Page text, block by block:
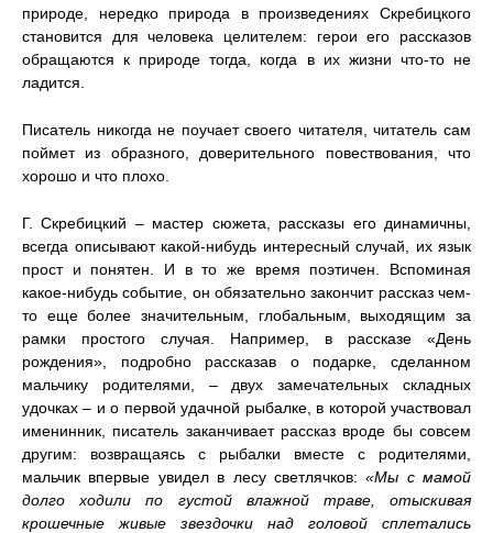
природе, нередко природа в произведениях Скребицкого
становится для человека целителем: герои его рассказов
обращаются к природе тогда, когда в их жизни что-то не
ладится.
Писатель никогда не поучает своего читателя, читатель сам
поймет из образного, доверительного повествования, что
хорошо и что плохо.
Г. Скребицкий – мастер сюжета, рассказы его динамичны,
всегда описывают какой-нибудь интересный случай, их язык
прост и понятен. И в то же время поэтичен. Вспоминая
какое-нибудь событие, он обязательно закончит рассказ чем-
то еще более значительным, глобальным, выходящим за
рамки простого случая. Например, в рассказе «День
рождения», подробно рассказав о подарке, сделанном
мальчику родителями, – двух замечательных складных
удочках – и о первой удачной рыбалке, в которой участвовал
именинник, писатель заканчивает рассказ вроде бы совсем
другим: возвращаясь с рыбалки вместе с родителями,
мальчик впервые увидел в лесу светлячков:«Мы с мамой
долго ходили по густой влажной траве, отыскивая
крошечные живые звездочки над головой сплетались